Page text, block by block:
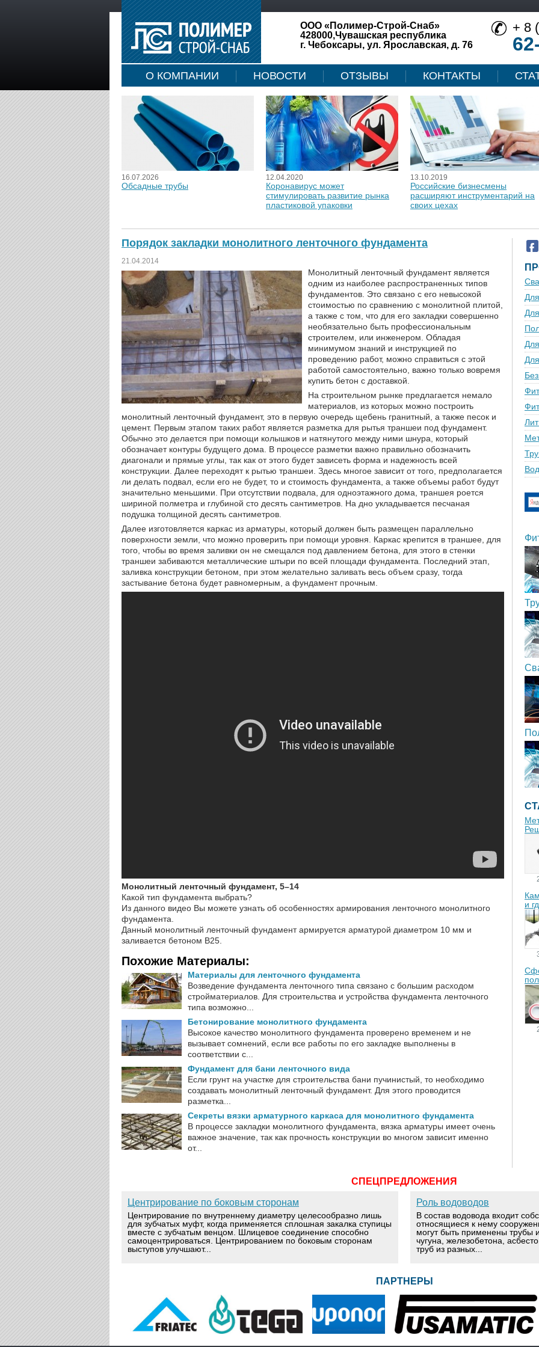
ООО «Полимер-Строй-Снаб»
428000,Чувашская республика
г. Чебоксары, ул. Ярославская, д. 76
+ 8
О КОМПАНИИ НОВОСТИ ОТЗЫВЫ КОНТАКТЫ
16.07.2026
Обсадные трубы
12.04.2020
Коронавирус может
стимулировать развитие рынка
пластиковой упаковки
13.10.2019
Российские бизнесмены
расширяют инструментарий на
своих цехах
Порядок закладки монолитного ленточного фундамента
21.04.2014
Монолитный ленточный фундамент является
одним из наиболее распространенных типов
фундаментов. Это связано с его невысокой
стоимостью по сравнению с монолитной плитой,
а также с том, что для его закладки совершенно
необязательно быть профессиональным
строителем, или инженером. Обладая
минимумом знаний и инструкцией по
проведению работ, можно справиться с этой
работой самостоятельно, важно только вовремя
купить бетон с доставкой.
На строительном рынке предлагается немало
материалов, из которых можно построить
монолитный ленточный фундамент, это в первую очередь щебень гранитный, а также песок и
цемент. Первым этапом таких работ является разметка для рытья траншеи под фундамент.
Обычно это делается при помощи колышков и натянутого между ними шнура, который
обозначает контуры будущего дома. В процессе разметки важно правильно обозначить
диагонали и прямые углы, так как от этого будет зависеть форма и надежность всей
конструкции. Далее переходят к рытью траншеи. Здесь многое зависит от того, предполагается
ли делать подвал, если его не будет, то и стоимость фундамента, а также объемы работ будут
значительно меньшими. При отсутствии подвала, для одноэтажного дома, траншея роется
шириной полметра и глубиной сто десять сантиметров. На дно укладывается песчаная
подушка толщиной десять сантиметров.
Далее изготовляется каркас из арматуры, который должен быть размещен параллельно
поверхности земли, что можно проверить при помощи уровня. Каркас крепится в траншее, для
того, чтобы во время заливки он не смещался под давлением бетона, для этого в стенки
траншеи забиваются металлические штыри по всей площади фундамента. Последний этап,
заливка конструкции бетоном, при этом желательно заливать весь объем сразу, тогда
застывание бетона будет равномерным, а фундамент прочным.
Монолитный ленточный фундамент, 5–14
Какой тип фундамента выбрать?
Из данного видео Вы можете узнать об особенностях армирования ленточного монолитного
фундамента.
Данный монолитный ленточный фундамент армируется арматурой диаметром 10 мм и
заливается бетоном В25.
Похожие Материалы:
Материалы для ленточного фундамента
Возведение фундамента ленточного типа связано с большим расходом
стройматериалов. Для строительства и устройства фундамента ленточного
типа возможно...
Бетонирование монолитного фундамента
Высокое качество монолитного фундамента проверено временем и не
вызывает сомнений, если все работы по его закладке выполнены в
соответствии с...
Фундамент для бани ленточного вида
Если грунт на участке для строительства бани пучинистый, то необходимо
создавать монолитный ленточный фундамент. Для этого проводится
разметка...
Секреты вязки арматурного каркаса для монолитного фундамента
В процессе закладки монолитного фундамента, вязка арматуры имеет очень
важное значение, так как прочность конструкции во многом зависит именно
от...
и
СПЕЦПРЕДЛОЖЕНИЯ
Центрирование по боковым сторонам
Центрирование по внутреннему диаметру целесообразно лишь
для зубчатых муфт, когда применяется сплошная закалка ступицы
вместе с зубчатым венцом. Шлицевое соединение способно
самоцентрироваться. Центрированием по боковым сторонам
выступов улучшают...
Роль водоводов
В состав водовода входит
относящиеся к нему
могут быть применены трубы
чугуна, железобетона,
труб из разных...
ПАРТНЕРЫ